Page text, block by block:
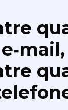
e‑mail,